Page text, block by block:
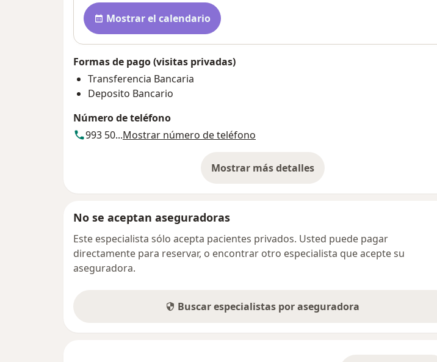
Disponibilidad
Mostrar el calendario
Formas de pago (visitas privadas)
Transferencia Bancaria
Deposito Bancario
Número de teléfono
993 50...Mostrar número de teléfono
Mostrar más detalles
sobre la dirección
No se aceptan aseguradoras
Este especialista sólo acepta pacientes privados. Usted puede pagar
directamente para reservar, o encontrar otro especialista que acepte su
aseguradora.
Buscar especialistas por aseguradora